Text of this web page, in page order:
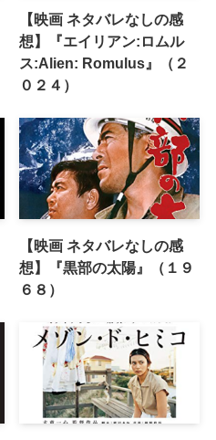
【映画 ネタバレなしの感
想】『エイリアン:ロムル
ス:Alien: Romulus』（２
０２４）
【映画 ネタバレなしの感
想】『黒部の太陽』（１９
６８）